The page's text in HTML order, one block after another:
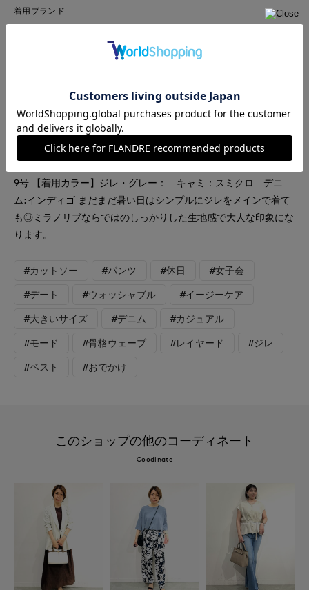
着用ブランド
DAY by DAY It's international
《1コーデ》【着用サイズ】Tシャツ:フリー その他全て9号 【着
用カラー】ジレ：ブラック Tシャツ：グレー デニム: オフホワ
イト ブラックジレを主役にホワイトデニムで大人カジュアルス
タイル。ジレのスタイルアップ効果があるのでバレルデニムのゆ
9号 【着用カラー】ジレ・グレー： キャミ：スミクロ デニ
ム:インディゴ まだまだ暑い日はシンプルにジレをメインで着て
も◎ミラノリブならではのしっかりした生地感で大人な印象にな
ります。
#カットソー #パンツ #休日 #女子会
#デート #ウォッシャブル #イージーケア
#大きいサイズ #デニム #カジュアル
#モード #骨格ウェーブ #レイヤード #ジレ
#ベスト #おでかけ
このショップの他のコーディネート
Coodinate